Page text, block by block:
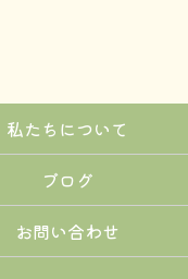
私たちについて
ブログ
お問い合わせ